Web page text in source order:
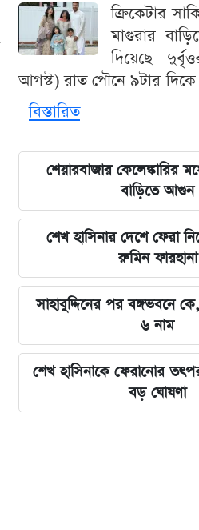
ক্রিকেটার
মাগুরার
দিয়েছে
আগস্ট) রাত পৌনে ৯টার
বিস্তারিত
শেয়ারবাজার কেলেঙ্কারির
বাড়িতে আগুন
শেখ হাসিনার দেশে ফেরা
রুমিন ফারহানা
সাহাবুদ্দিনের পর বঙ্গভবনে
৬ নাম
শেখ হাসিনাকে ফেরানোর
বড় ঘোষণা